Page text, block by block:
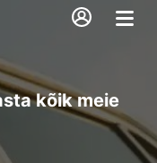
kõik meie